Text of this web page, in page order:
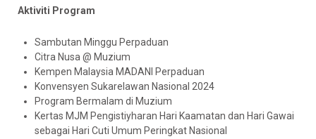
Aktiviti Program
Sambutan Minggu Perpaduan
Citra Nusa @ Muzium
Kempen Malaysia MADANI Perpaduan
Konvensyen Sukarelawan Nasional 2024
Program Bermalam di Muzium
Kertas MJM Pengistiyharan Hari Kaamatan dan Hari Gawai
sebagai Hari Cuti Umum Peringkat Nasional